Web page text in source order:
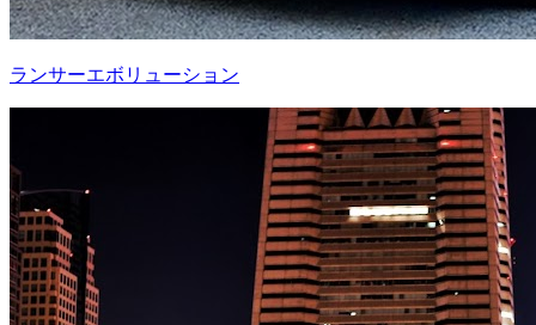
ランサーエボリューション